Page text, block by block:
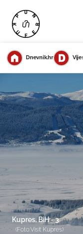
Dnevnik.hr
Kupres, BiH - 3
(Foto:Visit Kupres)